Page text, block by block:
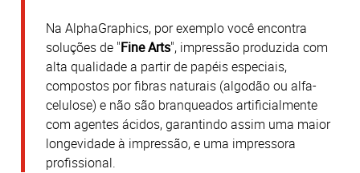
Na AlphaGraphics, por exemplo você encontra
soluções de "Fine Arts", impressão produzida com
alta qualidade a partir de papéis especiais,
compostos por fibras naturais (algodão ou alfa-
celulose) e não são branqueados artificialmente
com agentes ácidos, garantindo assim uma maior
longevidade à impressão, e uma impressora
profissional.